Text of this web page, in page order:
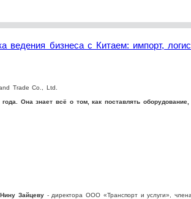
бизнеса с Китаем: импорт,
Trade Co., Ltd.
года. Она знает всё о том, как поставлять
Нину Зайцеву- директора ООО «Транспорт и услуги»,